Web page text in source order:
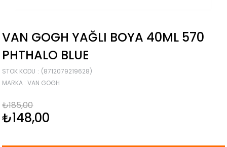
VAN GOGH YAĞLI BOYA 40ML 570
PHTHALO BLUE
STOK KODU
(8712079219628)
MARKA : VAN GOGH
₺185,00
₺148,00